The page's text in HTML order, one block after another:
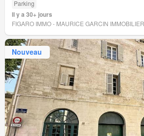
Parking
Il y a 30+ jours
FIGARO IMMO - MAURICE GARCIN IMMOBILIER
Nouveau